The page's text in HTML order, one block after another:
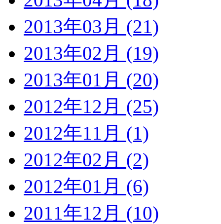
2013年03月 (21)
2013年02月 (19)
2013年01月 (20)
2012年12月 (25)
2012年11月 (1)
2012年02月 (2)
2012年01月 (6)
2011年12月 (10)